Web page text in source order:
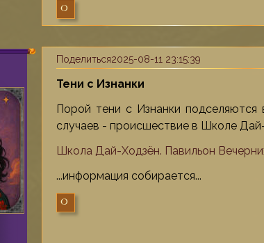
0
Поделиться2025-08-11 23:15:39
Тени с Изнанки
Порой тени с Изнанки
случаев - происшествие в Школе
Школа Дай-Ходзён. Павильон
...информация собирается...
0